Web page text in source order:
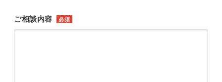
ご相談内容 必須